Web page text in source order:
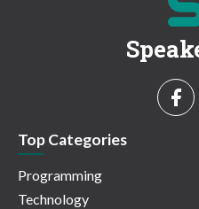
Top Categories
Programming
Technology